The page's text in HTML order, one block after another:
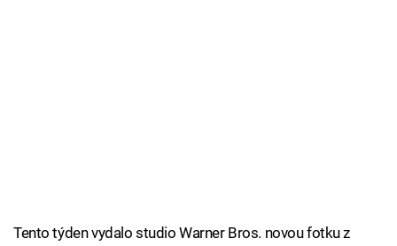
Tento týden vydalo studio Warner Bros. novou fotku z